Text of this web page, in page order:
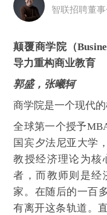
颠覆商学院（
导力重构商业教育
郭盛，张曦轲
商学院是一个现代
全球第一个授予
国宾夕法尼亚大学
教授经济理论为核
者，而教师则是经
家。在随后的一百
有离开这条轨道。